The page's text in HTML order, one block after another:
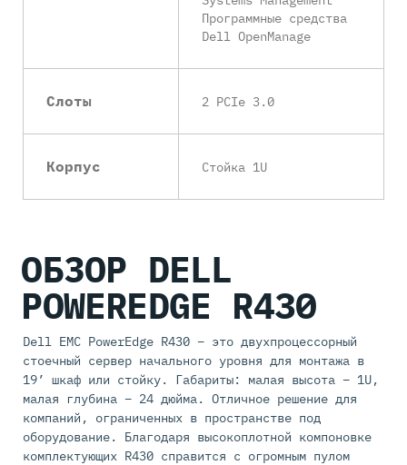
Программные средства
Dell OpenManage
Слоты 2 PCIe 3.0
Корпус Стойка 1U
ОБЗОР DELL
POWEREDGE R430
Dell EMC PowerEdge R430 – это двухпроцессорный
стоечный сервер начального уровня для монтажа в
19’ шкаф или стойку. Габариты: малая высота – 1U,
малая глубина – 24 дюйма. Отличное решение для
компаний, ограниченных в пространстве под
оборудование. Благодаря высокоплотной компоновке
комплектующих R430 справится с огромным пулом